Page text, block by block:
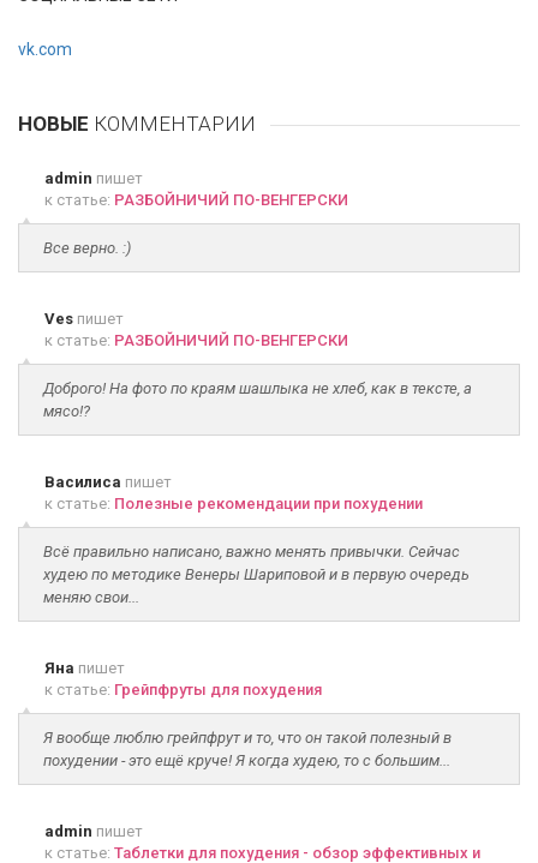
vk.com
НОВЫЕ КОММЕНТАРИИ
admin пишет
к статье: РАЗБОЙНИЧИЙ ПО-ВЕНГЕРСКИ
Все верно. :)
Ves пишет
к статье: РАЗБОЙНИЧИЙ ПО-ВЕНГЕРСКИ
Доброго! На фото по краям шашлыка не хлеб, как в тексте, а
мясо!?
Василиса пишет
к статье: Полезные рекомендации при похудении
Всё правильно написано, важно менять привычки. Сейчас
худею по методике Венеры Шариповой и в первую очередь
меняю свои...
Яна пишет
к статье: Грейпфруты для похудения
Я вообще люблю грейпфрут и то, что он такой полезный в
похудении - это ещё круче! Я когда худею, то с большим...
admin пишет
к статье: Таблетки для похудения - обзор эффективных и